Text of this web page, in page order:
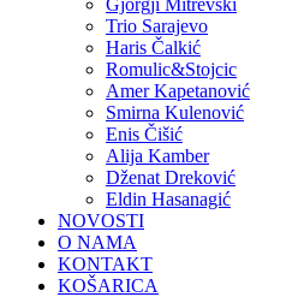
Gjorgji Mitrevski
Trio Sarajevo
Haris Čalkić
Romulic&Stojcic
Amer Kapetanović
Smirna Kulenović
Enis Čišić
Alija Kamber
Dženat Dreković
Eldin Hasanagić
NOVOSTI
O NAMA
KONTAKT
KOŠARICA